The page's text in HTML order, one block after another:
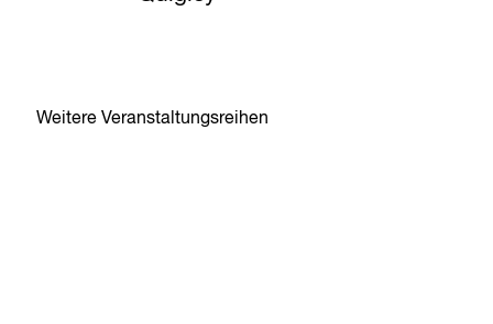
Weitere Veranstaltungsreihen